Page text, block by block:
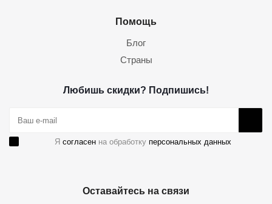
Помощь
Блог
Страны
Любишь скидки? Подпишись!
Я согласен на обработку персональных данных
Оставайтесь на связи